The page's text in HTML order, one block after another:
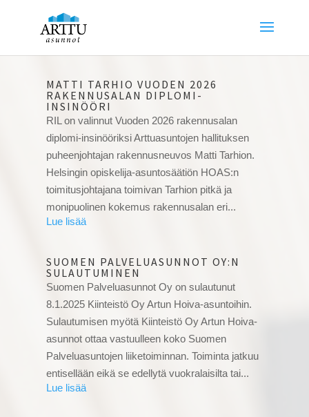
MATTI TARHIO VUODEN 2026
RAKENNUSALAN DIPLOMI-
INSINÖÖRI
RIL on valinnut Vuoden 2026 rakennusalan
diplomi-insinööriksi Arttuasuntojen hallituksen
puheenjohtajan rakennusneuvos Matti Tarhion.
Helsingin opiskelija-asuntosäätiön HOAS:n
toimitusjohtajana toimivan Tarhion pitkä ja
monipuolinen kokemus rakennusalan eri...
SUOMEN PALVELUASUNNOT OY:N
SULAUTUMINEN
Suomen Palveluasunnot Oy on sulautunut
8.1.2025 Kiinteistö Oy Artun Hoiva-asuntoihin.
Sulautumisen myötä Kiinteistö Oy Artun Hoiva-
asunnot ottaa vastuulleen koko Suomen
Palveluasuntojen liiketoiminnan. Toiminta jatkuu
entisellään eikä se edellytä vuokralaisilta tai...